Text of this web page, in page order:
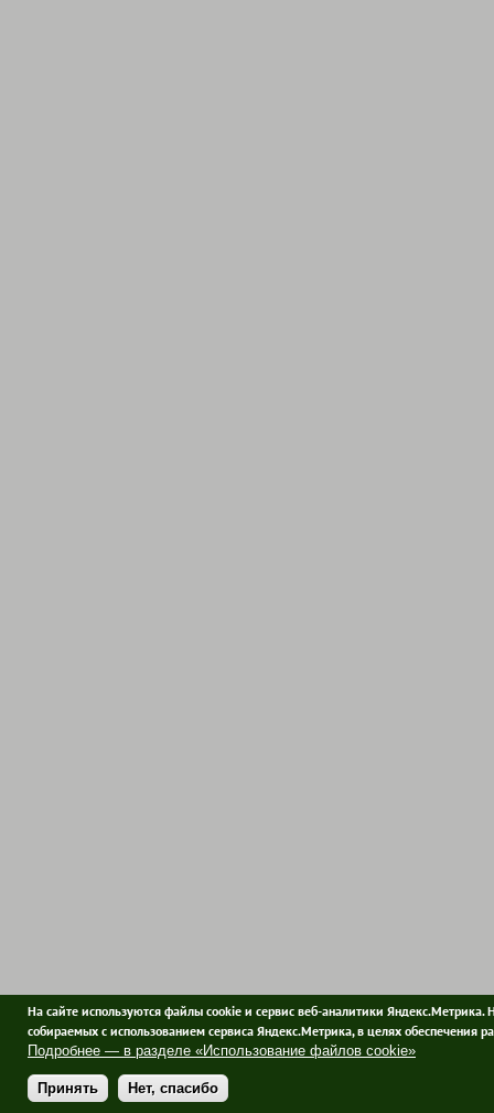
На сайте используются файлы cookie и сервис веб-аналитики
собираемых с использованием сервиса Яндекс.Метрика, в целях обеспечения
Подробнее — в разделе «Использование файлов cookie»
Принять Нет, спасибо